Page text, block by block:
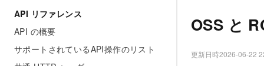
API リファレンス
API の概要
サポートされているAPI操作のリスト
OSS と
更新日時2026-06-22